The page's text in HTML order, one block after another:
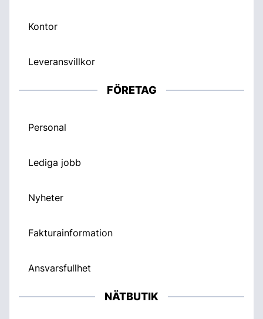
Kontor
Leveransvillkor
FÖRETAG
Personal
Lediga jobb
Nyheter
Fakturainformation
Ansvarsfullhet
NÄTBUTIK